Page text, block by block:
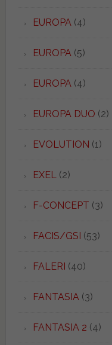
EUROPA(4)
EUROPA(5)
EUROPA(4)
EUROPA DUO (2)
EVOLUTION (1)
EXEL(2)
F-CONCEPT (3)
FACIS/GSI (53)
FALERI (40)
FANTASIA(3)
FANTASIA 2 (4)